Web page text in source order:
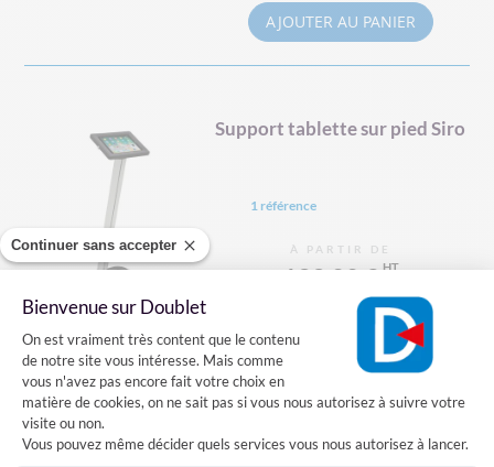
Continuer sans accepter
Bienvenue sur Doublet
Plateforme de Gestion du
On est vraiment très content que le contenu
de notre site vous intéresse. Mais comme
vous n'avez pas encore fait votre choix en
matière de cookies, on ne sait pas si vous nous autorisez à suivre votre
visite ou non.
Vous pouvez même décider quels services vous nous autorisez à lancer.
AJOUTER AU PANIER
Support tablette sur pied Siro
1 référence
À PARTIR DE
139,00 €
AJOUTER AU PANIER
ajustable Siro